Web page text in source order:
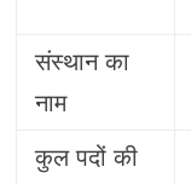
संस्थान का
नाम
कुल पदों की